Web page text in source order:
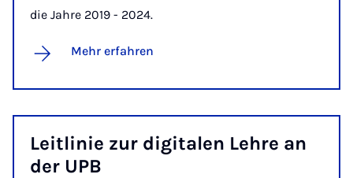
die Jahre 2019 - 2024.
Mehr erfahren
Leit­li­nie zur di­gi­ta­len Leh­re an
der UPB